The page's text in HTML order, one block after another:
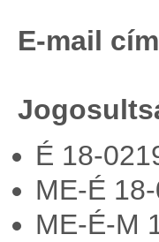
E-mail
É 18-
ME-É
ME-É-M